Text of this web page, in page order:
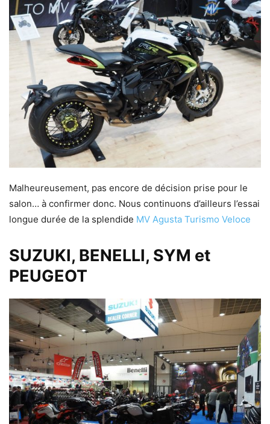
Malheureusement, pas encore de décision prise pour le
salon… à confirmer donc. Nous continuons d’ailleurs l’essai
longue durée de la splendide MV Agusta Turismo Veloce
SUZUKI, BENELLI, SYM et
PEUGEOT